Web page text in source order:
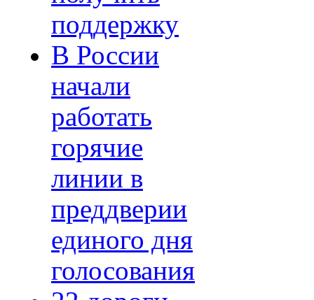
поддержку
В России
начали
работать
горячие
линии в
преддверии
единого дня
голосования